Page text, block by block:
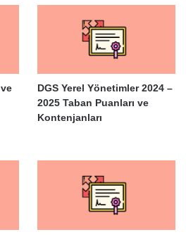
DGS Yerel Yönetimler 2024 –
2025 Taban Puanları ve
Kontenjanları